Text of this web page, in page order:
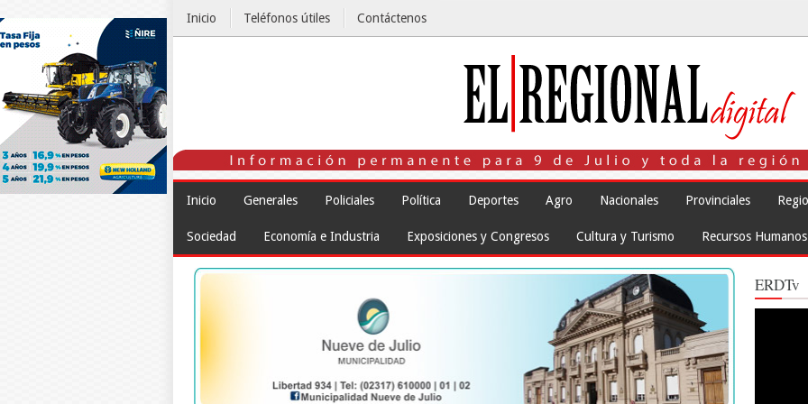
Inicio Teléfonos útiles Contáctenos
Inicio Generales Policiales Política Deportes Agro Nacionales Provinciales
Sociedad Economía e Industria Exposiciones y Congresos Cultura y Turismo Recursos Humanos
ERDTv